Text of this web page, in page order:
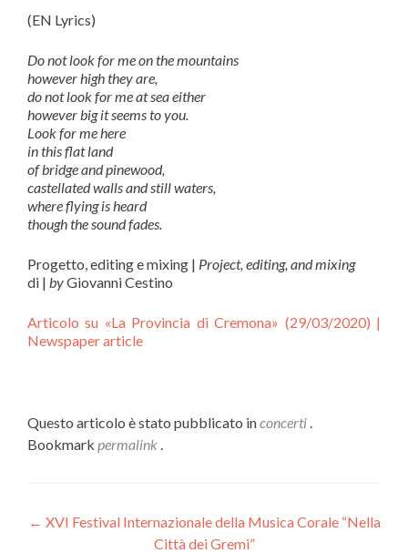
(EN Lyrics)
Do not look for me on the mountains
however high they are,
do not look for me at sea either
however big it seems to you.
Look for me here
in this flat land
of bridge and pinewood,
castellated walls and still waters,
where flying is heard
though the sound fades.
Progetto, editing e mixing | Project, editing, and mixing
di | byGiovanni Cestino
Articolo su «La Provincia di Cremona» (29/03/2020) |
Newspaper article
Questo articolo è stato pubblicato inconcerti .
Bookmark permalink .
Navigazione articoli
← XVI Festival Internazionale della Musica Corale “Nella
Città dei Gremi”